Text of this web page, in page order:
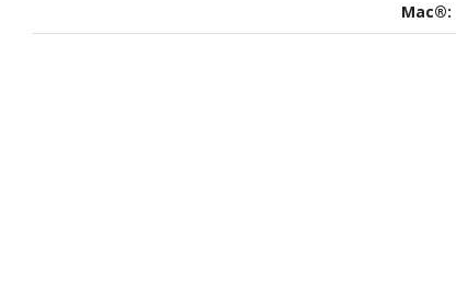
Mac®: